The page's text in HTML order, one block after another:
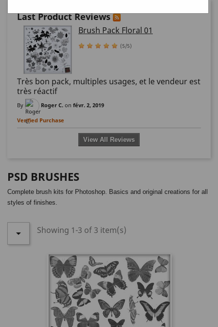
Last Product Reviews
Brush Pack Floral 01
(5/5)
Très bon pack, multiples usages, et le vendeur est
très réactif
By Roger C. on févr. 2, 2019
Verified Purchase
View All Reviews
PSD BRUSHES
Complete brush kits for Photoshop. Basics and original creations for all
styles of finishes.
 Showing 1-3 of 3 item(s)